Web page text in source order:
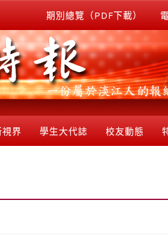
期別總覽（PDF下載）
界 學生大代誌 校友動態